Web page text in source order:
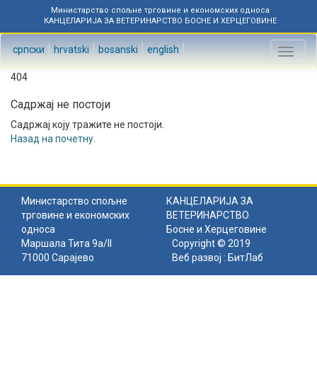
Министарство спољне трговине и економских односа
КАНЦЕЛАРИЈА ЗА ВЕТЕРИНАРСТВО БОСНЕ И ХЕРЦЕГОВИНЕ
српски hrvatski bosanski english
Toggle
404
Садржај не постоји
Садржај коју тражите не постоји.
Назад на почетну
Министарство спољне
трговине и економских
односа
КАНЦЕЛАРИЈА ЗА
ВЕТЕРИНАРСТВО
Босне и Херцеговине
Маршала Тита 9а/II
71000 Сарајево
Copyright © 2019
Веб развој : БитЛаб